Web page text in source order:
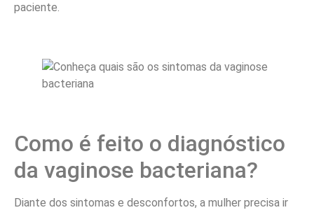
paciente.
Como é feito o diagnóstico
da vaginose bacteriana?
Diante dos sintomas e desconfortos, a mulher precisa ir